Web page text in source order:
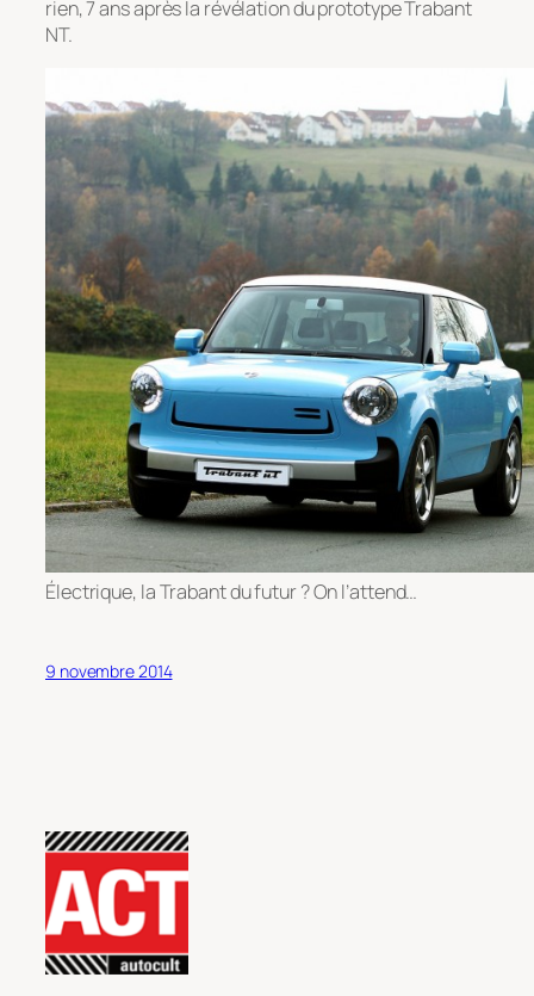
rien, 7 ans après la révélation du prototype Trabant
NT.
Électrique, la Trabant du futur ? On l’attend…
9 novembre 2014